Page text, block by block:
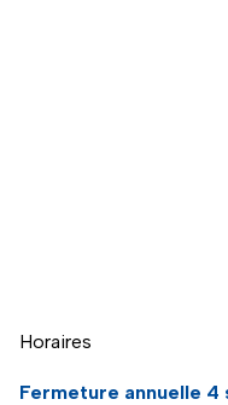
Horaires
Fermeture annuelle 4